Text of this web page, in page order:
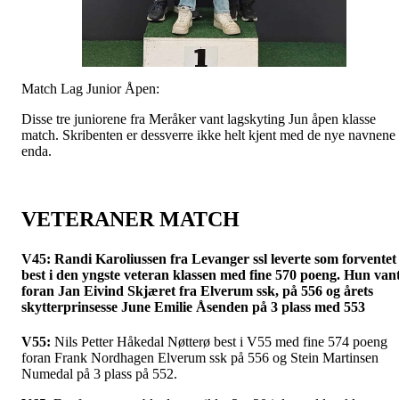
Match Lag Junior Åpen:
Disse tre juniorene fra Meråker vant lagskyting Jun åpen klasse
match. Skribenten er dessverre ikke helt kjent med de nye navnene
enda.
VETERANER MATCH
V45: Randi Karoliussen fra Levanger ssl leverte som forventet
best i den yngste veteran klassen med fine 570 poeng. Hun
foran Jan Eivind Skjæret fra Elverum ssk, på 556 og årets
skytterprinsesse June Emilie Åsenden på 3 plass med 553
V55: Nils Petter Håkedal Nøtterø best i V55 med fine 574 poeng
foran Frank Nordhagen Elverum ssk på 556 og Stein Martinsen
Numedal på 3 plass på 552.